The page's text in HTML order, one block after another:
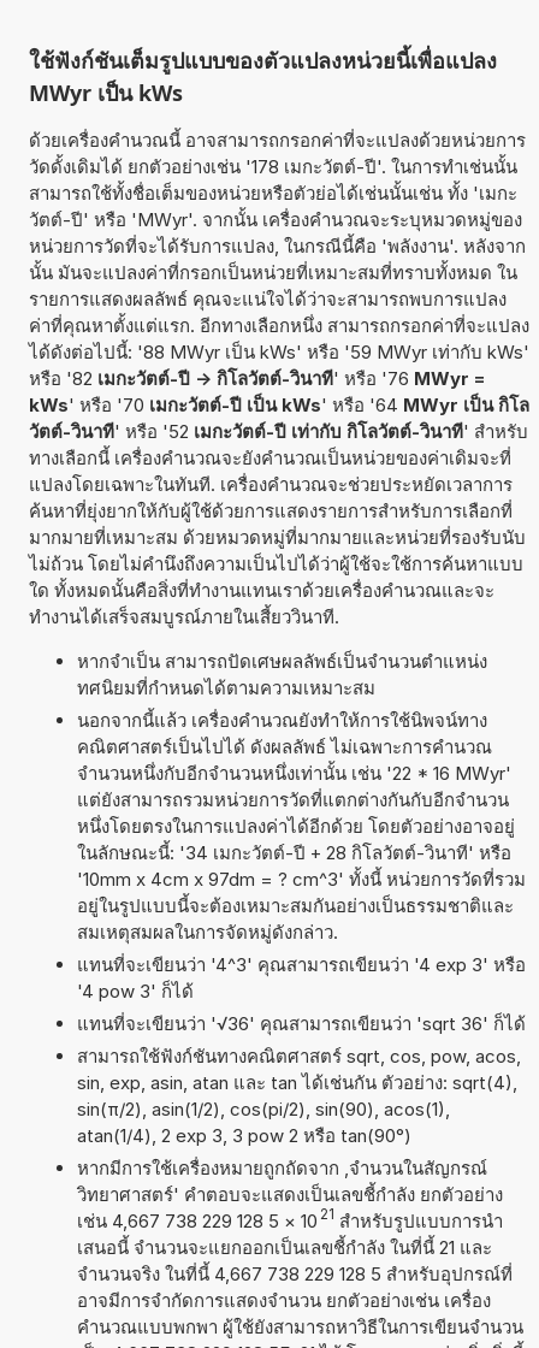
ใช้ฟังก์ชันเต็มรูปแบบของตัวแปลงหน่วยนี้เพื่อแปลง
MWyr เป็น kWs
ด้วยเครื่องคำนวณนี้ อาจสามารถกรอกค่าที่จะแปลงด้วยหน่วยการ
วัดดั้งเดิมได้ ยกตัวอย่างเช่น '178 เมกะวัตต์-ปี'. ในการทำเช่นนั้น
สามารถใช้ทั้งชื่อเต็มของหน่วยหรือตัวย่อได้เช่นนั้นเช่น ทั้ง 'เมกะ
วัตต์-ปี' หรือ 'MWyr'. จากนั้น เครื่องคำนวณจะระบุหมวดหมู่ของ
หน่วยการวัดที่จะได้รับการแปลง, ในกรณีนี้คือ 'พลังงาน'. หลังจาก
นั้น มันจะแปลงค่าที่กรอกเป็นหน่วยที่เหมาะสมที่ทราบทั้งหมด ใน
รายการแสดงผลลัพธ์ คุณจะแน่ใจได้ว่าจะสามารถพบการแปลง
ค่าที่คุณหาตั้งแต่แรก. อีกทางเลือกหนึ่ง สามารถกรอกค่าที่จะแปลง
ได้ดังต่อไปนี้: '88 MWyr เป็น kWs' หรือ '59 MWyr เท่ากับ kWs'
หรือ '82 เมกะวัตต์-ปี -> กิโลวัตต์-วินาที' หรือ '76 MWyr =
kWs' หรือ '70 เมกะวัตต์-ปี เป็น kWs' หรือ '64 MWyr เป็น กิโล
วัตต์-วินาที' หรือ '52 เมกะวัตต์-ปี เท่ากับ กิโลวัตต์-วินาที' สำหรับ
ทางเลือกนี้ เครื่องคำนวณจะยังคำนวณเป็นหน่วยของค่าเดิมจะที่
แปลงโดยเฉพาะในทันที. เครื่องคำนวณจะช่วยประหยัดเวลาการ
ค้นหาที่ยุ่งยากให้กับผู้ใช้ด้วยการแสดงรายการสำหรับการเลือกที่
มากมายที่เหมาะสม ด้วยหมวดหมู่ที่มากมายและหน่วยที่รองรับนับ
ไม่ถ้วน โดยไม่คำนึงถึงความเป็นไปได้ว่าผู้ใช้จะใช้การค้นหาแบบ
ใด ทั้งหมดนั้นคือสิ่งที่ทำงานแทนเราด้วยเครื่องคำนวณและจะ
ทำงานได้เสร็จสมบูรณ์ภายในเสี้ยววินาที.
หากจำเป็น สามารถปัดเศษผลลัพธ์เป็นจำนวนตำแหน่ง
ทศนิยมที่กำหนดได้ตามความเหมาะสม
นอกจากนี้แล้ว เครื่องคำนวณยังทำให้การใช้นิพจน์ทาง
คณิตศาสตร์เป็นไปได้ ดังผลลัพธ์ ไม่เฉพาะการคำนวณ
จำนวนหนึ่งกับอีกจำนวนหนึ่งเท่านั้น เช่น '22 * 16 MWyr'
แต่ยังสามารถรวมหน่วยการวัดที่แตกต่างกันกับอีกจำนวน
หนึ่งโดยตรงในการแปลงค่าได้อีกด้วย โดยตัวอย่างอาจอยู่
ในลักษณะนี้: '34 เมกะวัตต์-ปี + 28 กิโลวัตต์-วินาที' หรือ
'10mm x 4cm x 97dm = ? cm^3' ทั้งนี้ หน่วยการวัดที่รวม
อยู่ในรูปแบบนี้จะต้องเหมาะสมกันอย่างเป็นธรรมชาติและ
สมเหตุสมผลในการจัดหมู่ดังกล่าว.
แทนที่จะเขียนว่า '4^3' คุณสามารถเขียนว่า '4 exp 3' หรือ
'4 pow 3' ก็ได้
แทนที่จะเขียนว่า '√36' คุณสามารถเขียนว่า 'sqrt 36' ก็ได้
สามารถใช้ฟังก์ชันทางคณิตศาสตร์ sqrt, cos, pow, acos,
sin, exp, asin, atan และ tan ได้เช่นกัน ตัวอย่าง: sqrt(4),
sin(π/2), asin(1/2), cos(pi/2), sin(90), acos(1),
atan(1/4), 2 exp 3, 3 pow 2 หรือ tan(90°)
หากมีการใช้เครื่องหมายถูกถัดจาก ,จำนวนในสัญกรณ์
วิทยาศาสตร์' คำตอบจะแสดงเป็นเลขชี้กำลัง ยกตัวอย่าง
เช่น 4,667 738 229 128 5 × 10 21 สำหรับรูปแบบการนำ
เสนอนี้ จำนวนจะแยกออกเป็นเลขชี้กำลัง ในที่นี้ 21 และ
จำนวนจริง ในที่นี้ 4,667 738 229 128 5 สำหรับอุปกรณ์ที่
อาจมีการจำกัดการแสดงจำนวน ยกตัวอย่างเช่น เครื่อง
คำนวณแบบพกพา ผู้ใช้ยังสามารถหาวิธีในการเขียนจำนวน